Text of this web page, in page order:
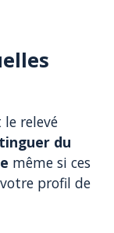
relevé
du
même si ces
profil de